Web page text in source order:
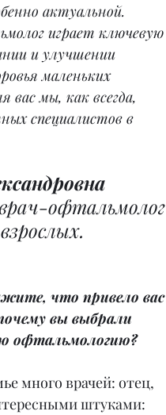
актуальной.
играет ключевую
и улучшении
маленьких
вас мы, как всегда,
специалистов в
офтальмолог
что привело вас
вы выбрали
офтальмологию?
много врачей: отец,
штуками: